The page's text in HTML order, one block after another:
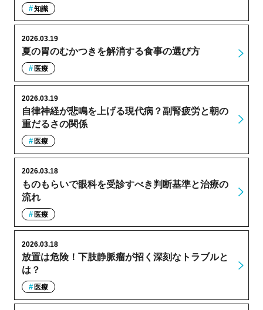
知識
夏の胃のむかつきを解消する食事の選び方
2026.03.19
医療
自律神経が悲鳴を上げる現代病？副腎疲労と朝の
重だるさの関係
2026.03.19
医療
ものもらいで眼科を受診すべき判断基準と治療の
流れ
2026.03.18
医療
放置は危険！下肢静脈瘤が招く深刻なトラブルと
は？
2026.03.18
医療